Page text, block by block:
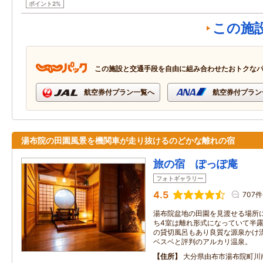
ポイント2%
この施
この施設と交通手段を自由に組み合わせたおトクな
航空券付プラン一覧へ 航空券付プラ
湯布院の田園風景を機関車が走り抜けるのどかな離れの宿
旅の宿 ぽっぽ庵
フォトギャラリー
4.5 707件
湯布院盆地の田園を見渡せる場所
ち4室は離れ形式になっていて半
の貸切風呂もあり良質な源泉かけ
ベスベと評判のアルカリ温泉。
住所
大分県由布市湯布院町川